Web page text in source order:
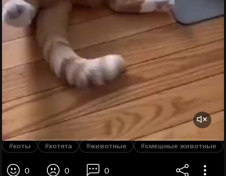
#коты #котята #животные #смешные животные
0 0 0